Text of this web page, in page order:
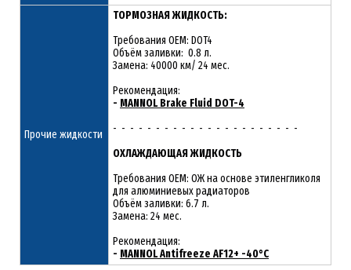
Прочие жидкости
ТОРМОЗНАЯ ЖИДКОСТЬ:
Требования OEM: DOT4
Объём заливки: 0.8 л.
Замена: 40000 км/ 24 мес.
Рекомендация:
- MANNOL Brake Fluid DOT-4
- - - - - - - - - - - - - - - - - - - - - -
ОХЛАЖДАЮЩАЯ ЖИДКОСТЬ
Требования OEM: ОЖ на основе этиленгликоля
для алюминиевых радиаторов
Объём заливки: 6.7 л.
Замена: 24 мес.
Рекомендация:
- MANNOL Antifreeze AF12+ -40°C